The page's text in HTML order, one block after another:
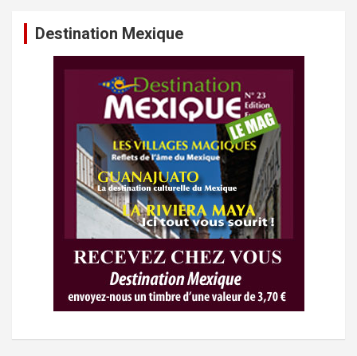
Destination Mexique